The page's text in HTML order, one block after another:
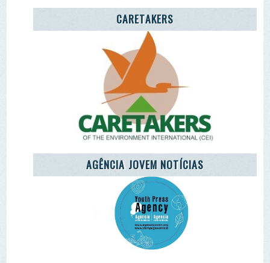
Remover Email (RGPD)
Termos de Uso | Privacidade | Litígio Consumo
Ao aceder a outras paginas deste site sao usados cookies e
recolha dados. Ao aceder ao site consente o uso dos
mesmo sob o RGPD. Sim.